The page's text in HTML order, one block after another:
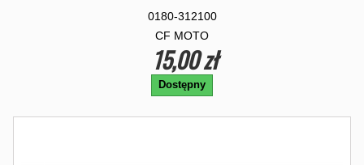
0180-312100
CF MOTO
15,00 zł
Dostępny